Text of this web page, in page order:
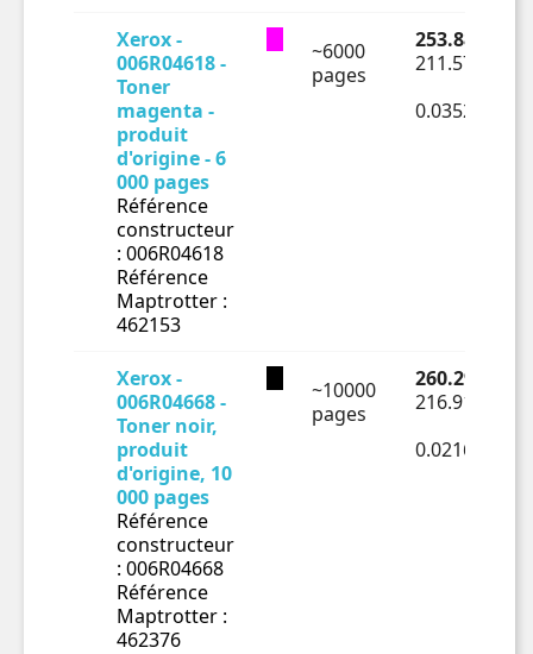
Xerox -
006R04618 -
Toner
magenta -
produit
d'origine - 6
000 pages
Référence
constructeur
: 006R04618
Référence
Maptrotter :
462153
~6000
pages
253.88 € TTC
211.57 € HT
0.03526€
Xerox -
006R04668 -
Toner noir,
produit
d'origine, 10
000 pages
Référence
constructeur
: 006R04668
Référence
Maptrotter :
462376
~10000
pages
260.29 € TTC
216.91 € HT
0.02169€